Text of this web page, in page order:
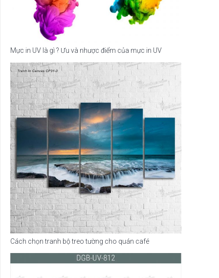
Mực in UV là gì ? Ưu và nhược điểm của mực in UV
Cách chọn tranh bộ treo tường cho quán café